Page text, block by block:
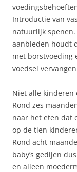
Introductie van
natuurlijk spenen.
aanbieden houdt
met borstvoeding
voedsel
Niet alle kinderen
Rond zes
naar het eten dat
op de tien
Rond acht
baby’s gedijen
en alleen